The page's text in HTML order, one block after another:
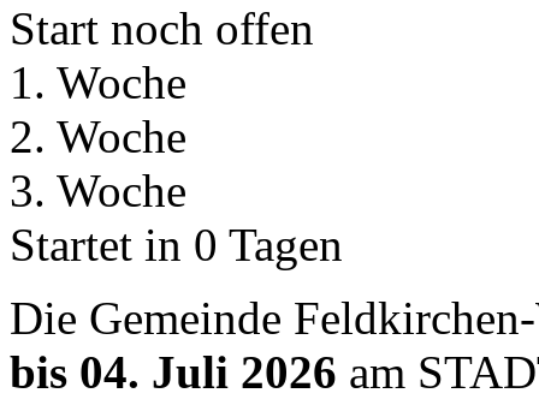
Start noch offen
1. Woche
2. Woche
3. Woche
Startet in 0 Tagen
Die Gemeinde
bis 04. Juli 2026 am